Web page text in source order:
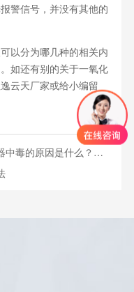
警信号，并没有其他的
以分为哪几种的相关内
如还有别的关于一氧化
云天厂家或给小编留
是什么？如何防范与处理？